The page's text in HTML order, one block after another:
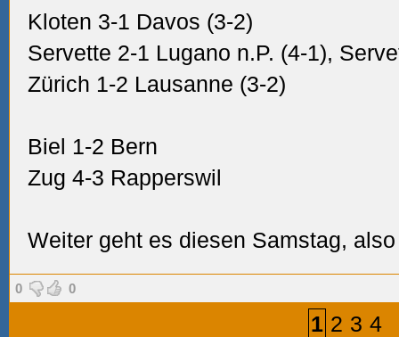
Kloten 3-1 Davos (3-2)
Servette 2-1 Lugano n.P. (4-1),
Zürich 1-2 Lausanne (3-2)
Biel 1-2 Bern
Zug 4-3 Rapperswil
Weiter geht es diesen Samstag,
0 0
1 2 3 4